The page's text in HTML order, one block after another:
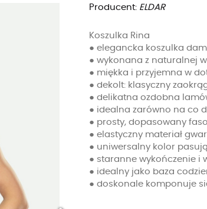
Producent: ELDAR
Koszulka Rina
● elegancka koszulka
● wykonana z naturalnej
● miękka i przyjemna w
● dekolt: klasyczny
● delikatna ozdobna
● idealna zarówno na co
● prosty, dopasowany
● elastyczny materiał
● uniwersalny kolor
● staranne wykończenie i
● idealny jako baza
● doskonale komponuje